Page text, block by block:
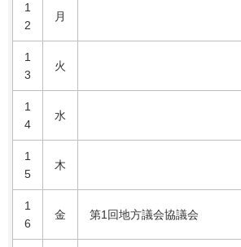
1
2
月
1
3
火
1
4
水
1
5
木
1
6
金 第1回地方議会協議会